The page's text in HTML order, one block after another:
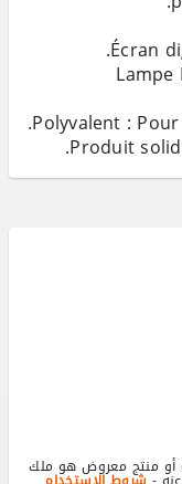
​Produit
منتج معروض هو ملك